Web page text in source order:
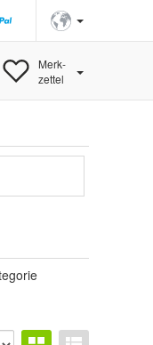
Merk-
zettel